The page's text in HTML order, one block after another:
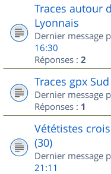
Traces autour
Lyonnais
Dernier message
16:30
Réponses : 2
Traces gpx
Dernier message
Réponses : 1
Vététistes
(30)
Dernier message
21:11